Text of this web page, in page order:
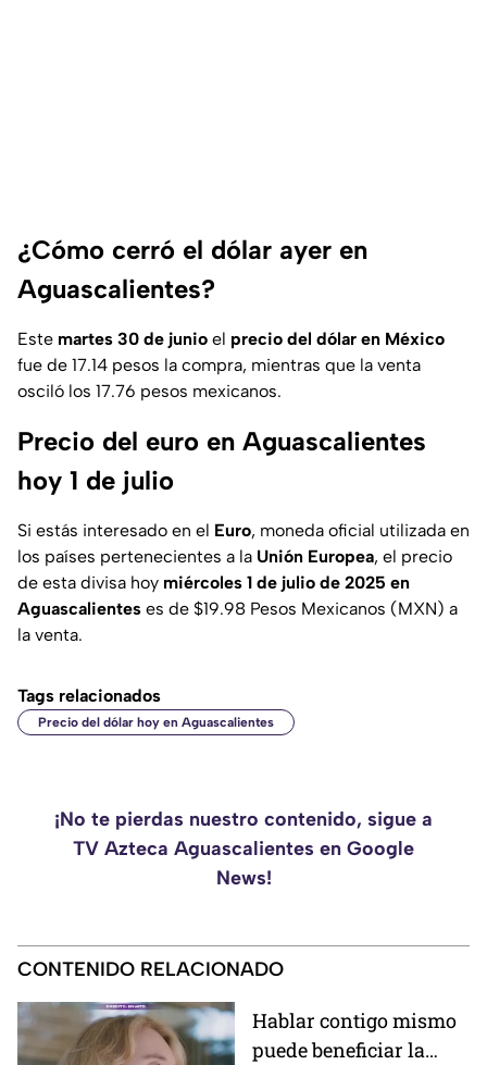
¿Cómo cerró el dólar ayer en
Aguascalientes?
Este martes 30 de junio el precio del dólar en México
fue de 17.14 pesos la compra, mientras que la venta
osciló los 17.76 pesos mexicanos.
Precio del euro en Aguascalientes
hoy 1 de julio
Si estás interesado en el Euro, moneda oficial utilizada en
los países pertenecientes a la Unión Europea, el precio
de esta divisa hoy miércoles 1 de julio de 2025 en
Aguascalientes es de $19.98 Pesos Mexicanos (MXN) a
la venta.
Tags relacionados
Precio del dólar hoy en Aguascalientes
¡No te pierdas nuestro contenido, sigue a
TV Azteca Aguascalientes en Google
News!
CONTENIDO RELACIONADO
Hablar contigo mismo
puede beneficiar la